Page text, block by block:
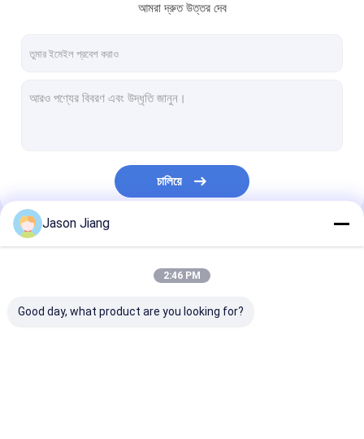
বিস্ফোরণ প্রমাণ LED উচ্চ বে লাইট
বিস্ফোরণ প্রমাণ LED ফ্লাড লাইট
বিস্ফোরণ প্রমাণ জংশন বক্স
বিস্ফোরণ প্রমাণ সুইচ
আমরা দ্রুত উত্তর দেব
চালিয়ে
আমাদের বিভাগসমূহ
Jason Jiang
2:46 PM
Good day, what product are you looking for?